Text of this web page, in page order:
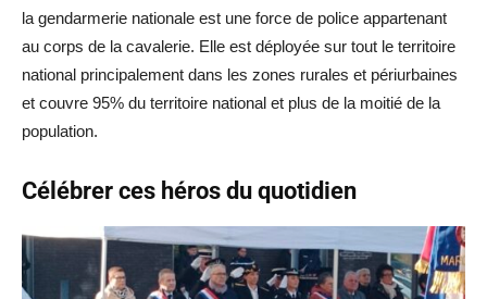
la gendarmerie nationale est une force de police appartenant
au corps de la cavalerie. Elle est déployée sur tout le territoire
national principalement dans les zones rurales et périurbaines
et couvre 95% du territoire national et plus de la moitié de la
population.
Célébrer ces héros du quotidien